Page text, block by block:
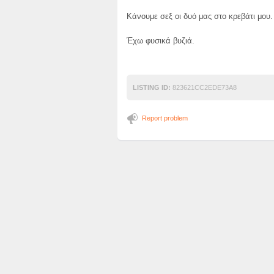
Κάνουμε σεξ οι δυό μας στο κρεβάτι μου.
Έχω φυσικά βυζιά.
LISTING ID: 823621CC2EDE73A8
Report problem